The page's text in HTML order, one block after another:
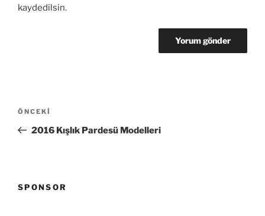
kaydedilsin.
Yazı
Önceki
Yazı
ÖNCEKI
2016 Kışlık Pardesü Modelleri
SPONSOR